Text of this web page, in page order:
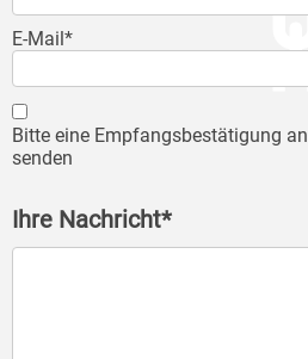
E-Mail*
Bitte eine Empfangsbestätigung
senden
Ihre Nachricht*